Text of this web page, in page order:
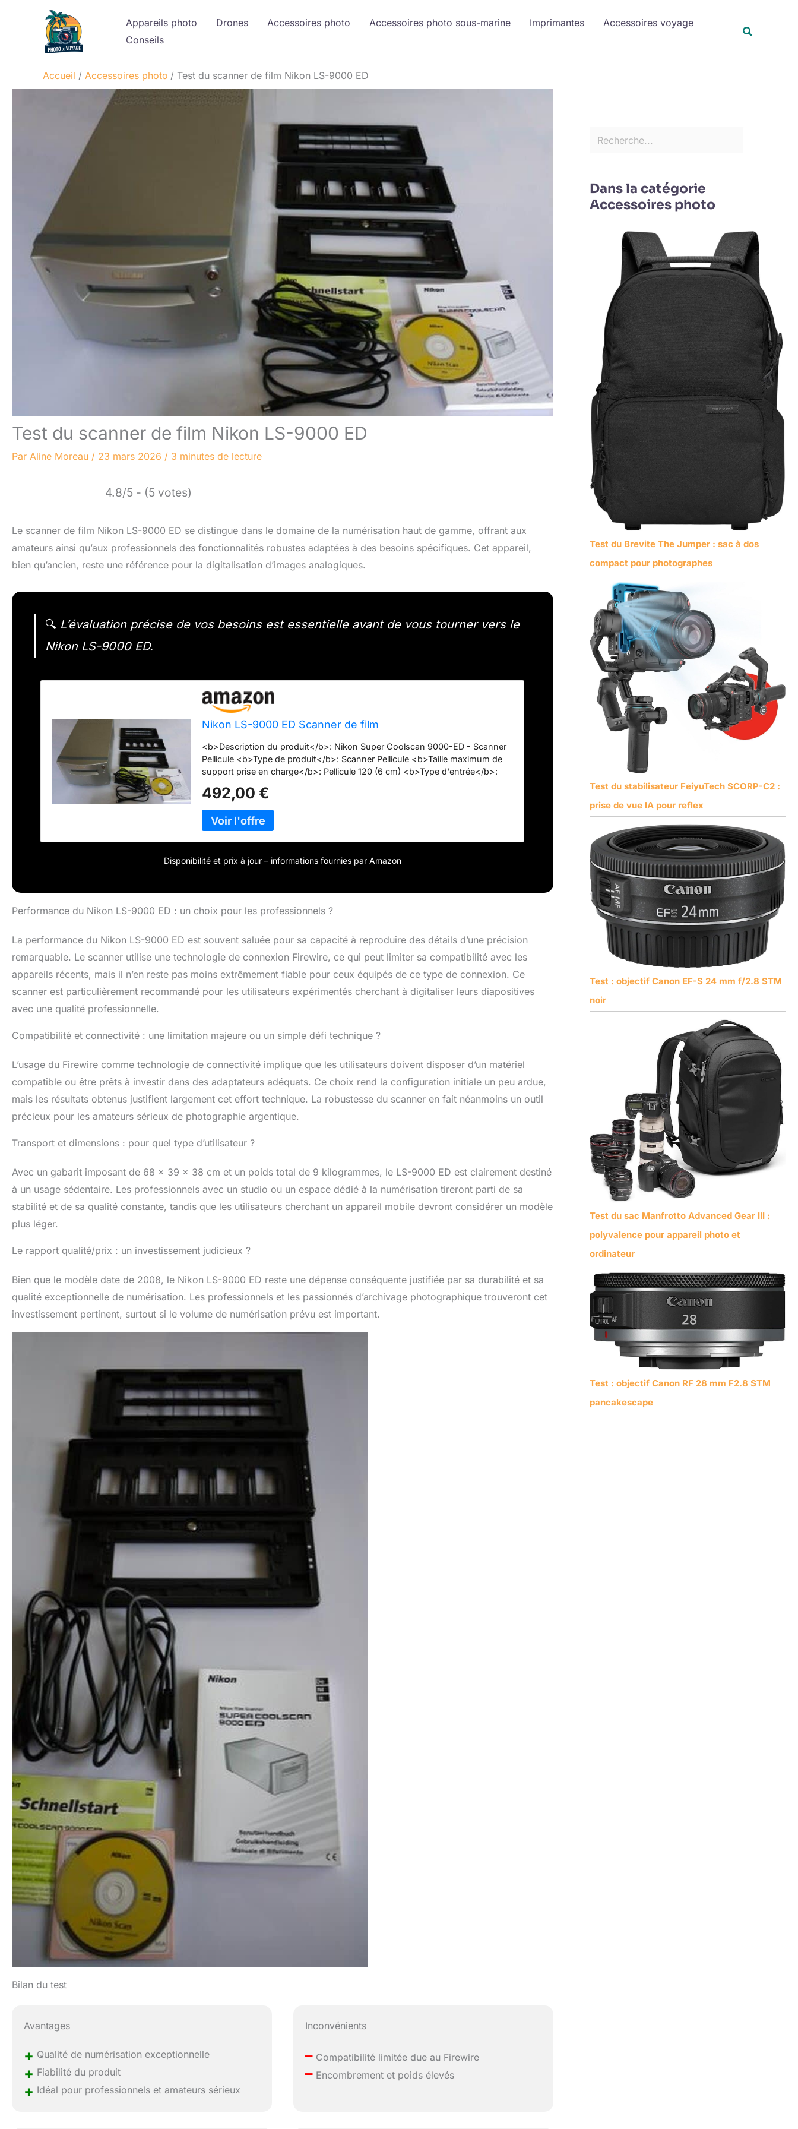
Appareils photo Drones Accessoires photo Accessoires photo sous-marine Imprimantes
Accessoires voyage
Conseils
Accueil Accessoires photo Test du scanner de film Nikon LS-9000 ED
Test du scanner de film Nikon LS-9000 ED
Par Aline Moreau / 23 mars 2026 / 3 minutes de lecture
4.8/5 - (5 votes)
Le scanner de film Nikon LS-9000 ED se distingue dans le domaine de la numérisation haut de gamme, offrant aux
amateurs ainsi qu’aux professionnels des fonctionnalités robustes adaptées à des besoins spécifiques. Cet appareil,
bien qu’ancien, reste une référence pour la digitalisation d’images analogiques.
🔍 L’évaluation précise de vos besoins est essentielle avant de vous tourner vers le
Nikon LS-9000 ED.
Nikon LS-9000 ED Scanner de film
<b>Description du produit</b>: Nikon Super Coolscan 9000-ED - Scanner
Pellicule <b>Type de produit</b>: Scanner Pellicule <b>Taille maximum de
support prise en charge</b>: Pellicule 120 (6 cm) <b>Type d'entrée</b>:
4000 ppp <b>Description du produit</b>: Nikon Super Coolscan 9000-ED -
Scanner Pellicule <b>Type de produit</b>: Scanner Pellicule <b>Taille
maximum de support prise en charge</b>: Pellicule 120 (6 cm) <b>Type
d'entrée</b>: Couleur <b>Résolution</b>: Couleurs 48 bits <b>Résolution
492,00 €
Disponibilité et prix à jour – informations fournies par Amazon
Performance du Nikon LS-9000 ED : un choix pour les professionnels ?
La performance du Nikon LS-9000 ED est souvent saluée pour sa capacité à reproduire des détails d’une précision
remarquable. Le scanner utilise une technologie de connexion Firewire, ce qui peut limiter sa compatibilité avec les
appareils récents, mais il n’en reste pas moins extrêmement fiable pour ceux équipés de ce type de connexion. Ce
scanner est particulièrement recommandé pour les utilisateurs expérimentés cherchant à digitaliser leurs diapositives
avec une qualité professionnelle.
Compatibilité et connectivité : une limitation majeure ou un simple défi technique ?
L’usage du Firewire comme technologie de connectivité implique que les utilisateurs doivent disposer d’un matériel
compatible ou être prêts à investir dans des adaptateurs adéquats. Ce choix rend la configuration initiale un peu ardue,
mais les résultats obtenus justifient largement cet effort technique. La robustesse du scanner en fait néanmoins un outil
précieux pour les amateurs sérieux de photographie argentique.
Transport et dimensions : pour quel type d’utilisateur ?
Avec un gabarit imposant de 68 x 39 x 38 cm et un poids total de 9 kilogrammes, le LS-9000 ED est clairement destiné
à un usage sédentaire. Les professionnels avec un studio ou un espace dédié à la numérisation tireront parti de sa
stabilité et de sa qualité constante, tandis que les utilisateurs cherchant un appareil mobile devront considérer un modèle
plus léger.
Le rapport qualité/prix : un investissement judicieux ?
Bien que le modèle date de 2008, le Nikon LS-9000 ED reste une dépense conséquente justifiée par sa durabilité et sa
qualité exceptionnelle de numérisation. Les professionnels et les passionnés d’archivage photographique trouveront cet
investissement pertinent, surtout si le volume de numérisation prévu est important.
Bilan du test
Avantages
+ Qualité de numérisation exceptionnelle
+ Fiabilité du produit
+ Idéal pour professionnels et amateurs sérieux
Inconvénients
– Compatibilité limitée due au Firewire
– Encombrement et poids élevés
r
Dans la catégorie
Accessoires photo
Test du Brevite The Jumper : sac à dos
compact pour photographes
Test du stabilisateur FeiyuTech SCORP-C2 :
prise de vue IA pour reflex
Test : objectif Canon EF-S 24 mm f/2.8 STM
noir
Test du sac Manfrotto Advanced Gear III :
polyvalence pour appareil photo et
ordinateur
Test : objectif Canon RF 28 mm F2.8 STM
pancakescape